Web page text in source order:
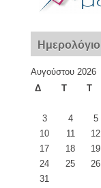
Ημερολόγιο
Αυγούστου 2026
Δ
Τ Τ
3
4 5
10
11 12
17
18 19
24
25 26
31